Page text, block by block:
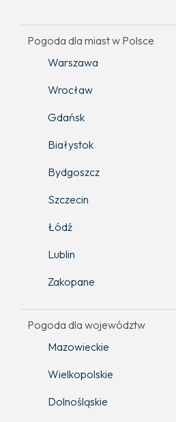
Pogoda dla miast w Polsce
Warszawa
Wrocław
Gdańsk
Białystok
Bydgoszcz
Szczecin
Łódź
Lublin
Zakopane
Pogoda dla województw
Mazowieckie
Wielkopolskie
Dolnośląskie